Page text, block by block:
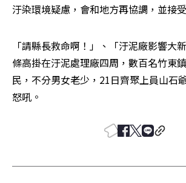
汙染環境疑慮，會和地方再協調，並接
「請縣長救命啊！」、「汙泥廠影響大
條高掛在汙泥處理廠四周，數百名竹東
民，不分男女老少，21日齊聚上員山石
怒吼。